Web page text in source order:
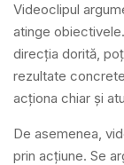
Videoclipul
atinge
direcția dorită,
rezultate
acționa chiar și
De asemenea,
prin acțiune. Se